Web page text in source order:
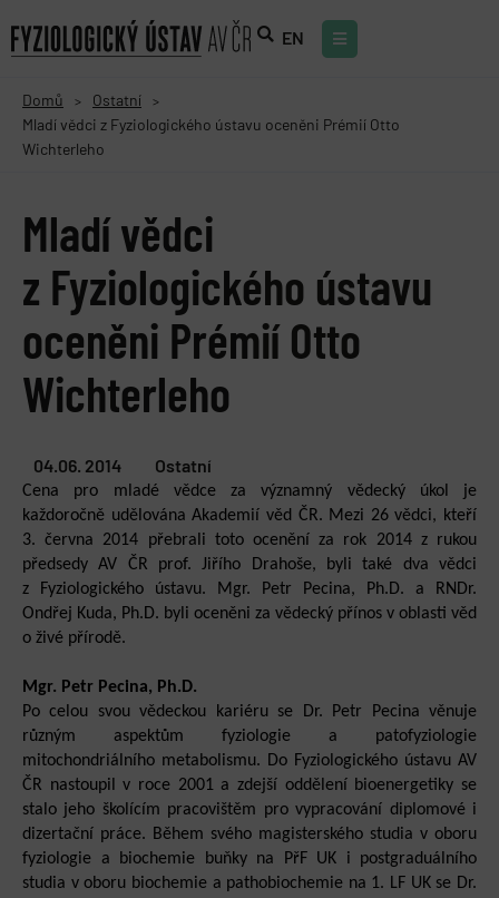
EN
Domů > Ostatní >
Mladí vědci z Fyziologického ústavu oceněni Prémií Otto
Wichterleho
Mladí vědci
z Fyziologického ústavu
oceněni Prémií Otto
Wichterleho
04.06. 2014 Ostatní
Cena pro mladé vědce za významný vědecký úkol je
každoročně udělována Akademií věd ČR. Mezi 26 vědci, kteří
3. června 2014 přebrali toto ocenění za rok 2014 z rukou
předsedy AV ČR prof. Jiřího Drahoše, byli také dva vědci
z Fyziologického ústavu. Mgr. Petr Pecina, Ph.D. a RNDr.
Ondřej Kuda, Ph.D. byli oceněni za vědecký přínos v oblasti věd
o živé přírodě.
Mgr. Petr Pecina, Ph.D.
Po celou svou vědeckou kariéru se Dr. Petr Pecina věnuje
různým aspektům fyziologie a patofyziologie
mitochondriálního metabolismu. Do Fyziologického ústavu AV
ČR nastoupil v roce 2001 a zdejší oddělení bioenergetiky se
stalo jeho školícím pracovištěm pro vypracování diplomové i
dizertační práce. Během svého magisterského studia v oboru
fyziologie a biochemie buňky na PřF UK i postgraduálního
studia v oboru biochemie a pathobiochemie na 1. LF UK se Dr.